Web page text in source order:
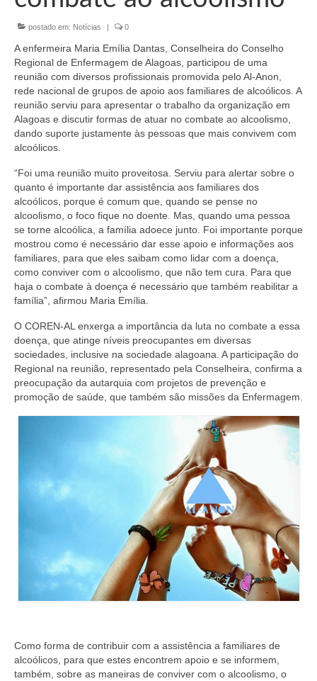
Conselheiros e Diretoria
Câmaras Técnicas
Carta de Serviços ao Cidadão
Governança
Eleições
Eleições Triênio 2027-2029
Eleições 2023
Eleições Anteriores
Agenda do presidente
Editais e licitação
Eleições
Fiscalização
Portarias
Desagravo Público
Processos Éticos
Suspensão do Exercício Profissional
Para Você
postado em: Notícias | 0
A enfermeira Maria Emília Dantas, Conselheira do Conselho
Regional de Enfermagem de Alagoas, participou de uma
reunião com diversos profissionais promovida pelo Al-Anon,
rede nacional de grupos de apoio aos familiares de alcoólicos. A
reunião serviu para apresentar o trabalho da organização em
Alagoas e discutir formas de atuar no combate ao alcoolismo,
dando suporte justamente às pessoas que mais convivem com
alcoólicos.
“Foi uma reunião muito proveitosa. Serviu para alertar sobre o
quanto é importante dar assistência aos familiares dos
alcoólicos, porque é comum que, quando se pense no
alcoolismo, o foco fique no doente. Mas, quando uma pessoa
se torne alcoólica, a família adoece junto. Foi importante porque
mostrou como é necessário dar esse apoio e informações aos
familiares, para que eles saibam como lidar com a doença,
como conviver com o alcoolismo, que não tem cura. Para que
haja o combate à doença é necessário que também reabilitar a
família”, afirmou Maria Emília.
O COREN-AL enxerga a importância da luta no combate a essa
doença, que atinge níveis preocupantes em diversas
sociedades, inclusive na sociedade alagoana. A participação do
Regional na reunião, representado pela Conselheira, confirma a
preocupação da autarquia com projetos de prevenção e
promoção de saúde, que também são missões da Enfermagem.
Como forma de contribuir com a assistência a familiares de
alcoólicos, para que estes encontrem apoio e se informem,
também, sobre as maneiras de conviver com o alcoolismo, o